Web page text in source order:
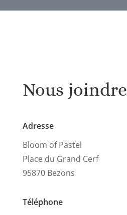
Nous joindre
Adresse
Bloom of Pastel
Place du Grand Cerf
95870 Bezons
Téléphone